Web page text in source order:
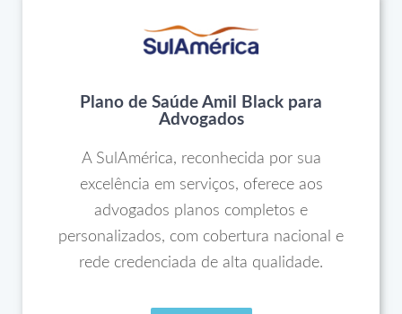
Plano de Saúde Amil Black para
Advogados
A SulAmérica, reconhecida por sua
excelência em serviços, oferece aos
advogados planos completos e
personalizados, com cobertura nacional e
rede credenciada de alta qualidade.